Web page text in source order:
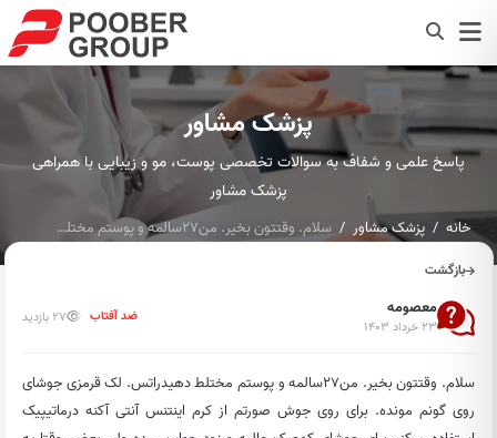
پزشک مشاور
پاسخ علمی و شفاف به سوالات تخصصی پوست، مو و زیبایی با همراهی
پزشک مشاور
خانه پزشک مشاور سلام. وقتتون بخیر. من27سالمه و پوستم مختلط دهیدراتس. لک قرمز...
بازگشت
معصومه
۲۳ خرداد ۱۴۰۳
ضد آفتاب 27 بازدید
سلام. وقتتون بخیر. من27سالمه و پوستم مختلط دهیدراتس. لک قرمزی جوشای
روی گونم مونده. برای روی جوش صورتم از کرم اینتنس آنتی آکنه درماتیپیک